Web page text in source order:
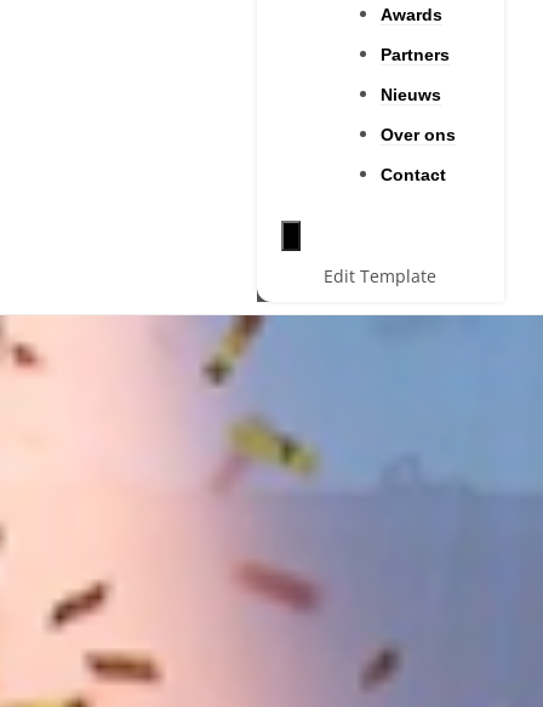
Awards
Partners
Nieuws
Over ons
Contact
Edit Template